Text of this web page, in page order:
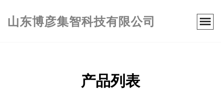
山东博彦集智科技有限公司
产品列表